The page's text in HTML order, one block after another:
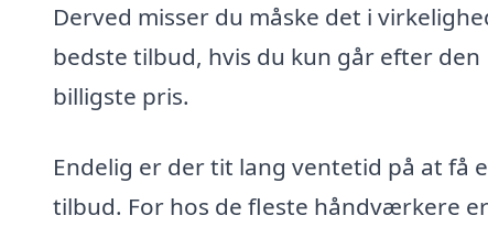
Derved misser du måske det i
bedste tilbud, hvis du kun går efter den
billigste pris.
Endelig er der tit lang ventetid på at få
tilbud. For hos de fleste håndværkere